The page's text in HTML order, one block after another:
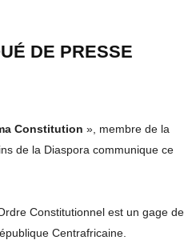
DE PRESSE
Constitution », membre de la
de la Diaspora communique ce
Constitutionnel est un gage de
Centrafricaine.